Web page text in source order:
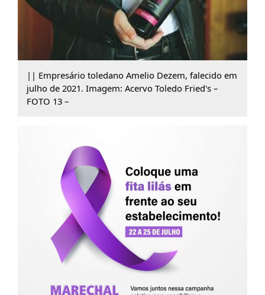
|| Empresário toledano Amelio Dezem, falecido em
julho de 2021. Imagem: Acervo Toledo Fried's –
FOTO 13 –